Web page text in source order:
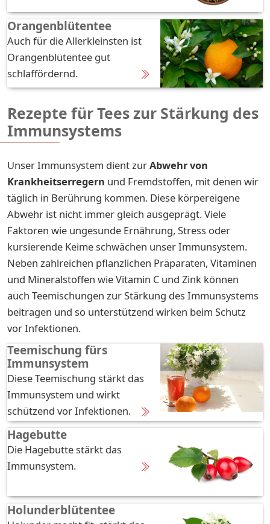
Orangenblütentee
Auch für die Allerkleinsten ist
Orangenblütentee gut
schlaffördernd.
Rezepte für Tees zur Stärkung des
Immunsystems
Unser Immunsystem dient zurAbwehr von
Krankheitserregern und Fremdstoffen, mit denen wir
täglich in Berührung kommen. Diese körpereigene
Abwehr ist nicht immer gleich ausgeprägt. Viele
Faktoren wie ungesunde Ernährung, Stress oder
kursierende Keime schwächen unser Immunsystem.
Neben zahlreichen pflanzlichen Präparaten, Vitaminen
und Mineralstoffen wie Vitamin C und Zink können
auch Teemischungen zur Stärkung des Immunsystems
beitragen und so unterstützend wirken beim Schutz
vor Infektionen.
Teemischung fürs
Immunsystem
Diese Teemischung stärkt das
Immunsystem und wirkt
schützend vor Infektionen.
Hagebutte
Die Hagebutte stärkt das
Immunsystem.
Holunderblütentee